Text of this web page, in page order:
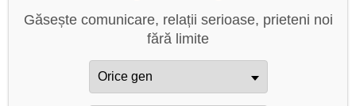
Găsește comunicare, relații serioase, prieteni noi
fără limite